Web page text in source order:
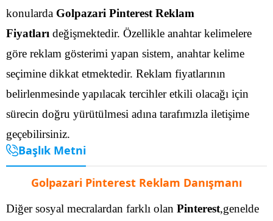
konularda Golpazari Pinterest Reklam
Fiyatları değişmektedir. Özellikle anahtar kelimelere
göre reklam gösterimi yapan sistem, anahtar kelime
seçimine dikkat etmektedir. Reklam fiyatlarının
belirlenmesinde yapılacak tercihler etkili olacağı için
sürecin doğru yürütülmesi adına tarafımızla iletişime
geçebilirsiniz.
Başlık Metni
Golpazari Pinterest Reklam Danışmanı
Diğer sosyal mecralardan farklı olan Pinterest,genelde